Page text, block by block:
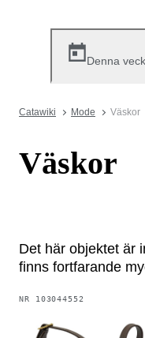
Denna
Catawiki Mode Väskor
Väskor
Det här objektet är
finns fortfarande
NR 103044552